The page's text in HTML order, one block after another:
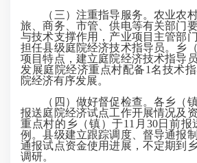
（三）注重指导服务。农业农村
旅、商务、市管、供电等有关部门
与技术支撑作用，产业项目主管部
担任县级庭院经济技术指导员。乡
项目特点，建立庭院经济技术指导
发展庭院经济重点村配备1名技术
院经济有序发展。
（四）做好督促检查。各乡（镇
报送庭院经济试点工作开展情况及
重点村的乡（镇）于11月30日前报
例。县级建立跟踪调度、督导通报
通报试点资金使用进展，不定期到
调研。